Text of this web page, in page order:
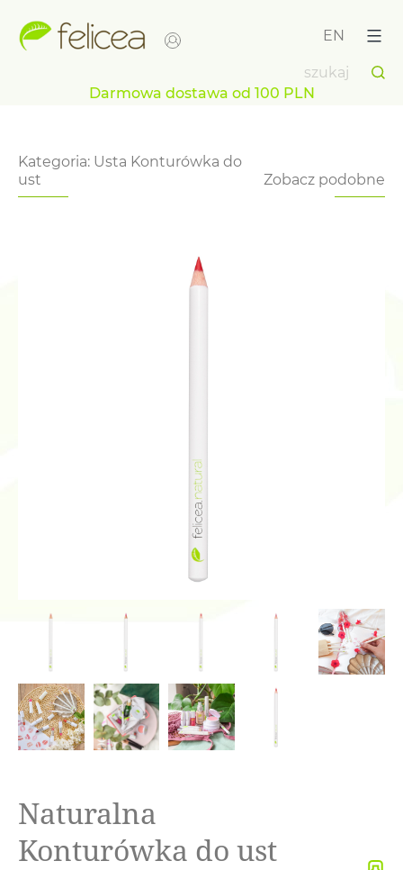
treści
EN
Darmowa dostawa od 100 PLN
Kategoria: Usta Konturówka do
ust
Zobacz podobne
Naturalna
Konturówka do ust